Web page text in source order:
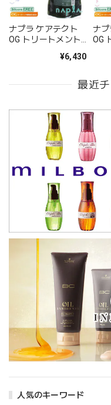
人気のキーワード
ナプラ ケアテクト
OG トリートメント
¥6,430
ナプ
OG
最近